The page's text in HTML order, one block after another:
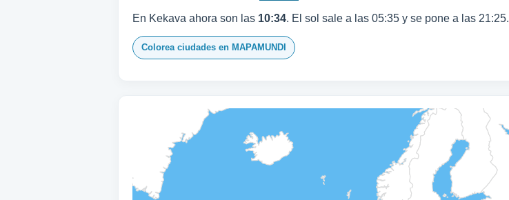
En Kekava ahora son las 10:34. El sol sale a las 05:35 y se pone a las 21:25.
Colorea ciudades en MAPAMUNDI